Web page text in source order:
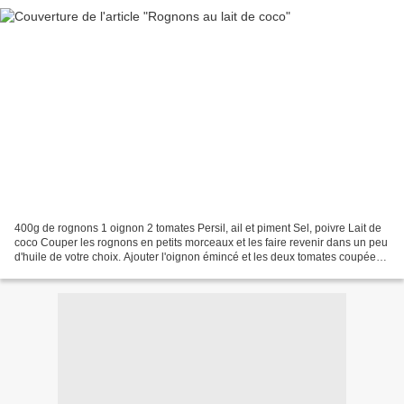
400g de rognons 1 oignon 2 tomates Persil, ail et piment Sel, poivre Lait de
coco Couper les rognons en petits morceaux et les faire revenir dans un peu
d'huile de votre choix. Ajouter l'oignon émincé et les deux tomates coupées